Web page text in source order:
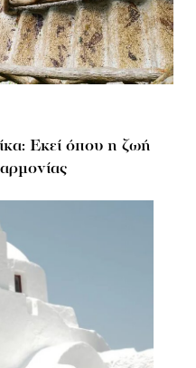
Εκεί όπου η ζωή